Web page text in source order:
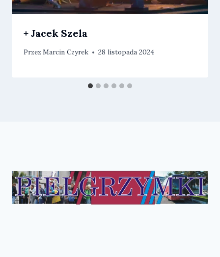
+ Jacek Szela
Przez Marcin Czyrek 28 listopada 2024